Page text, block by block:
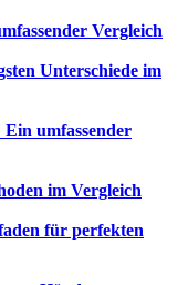
Vergleich
Unterschiede im
Ein umfassender
im Vergleich
für perfekten